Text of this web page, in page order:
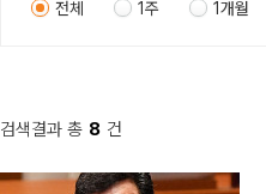
전체 1주 1개월
검색결과 총 8 건